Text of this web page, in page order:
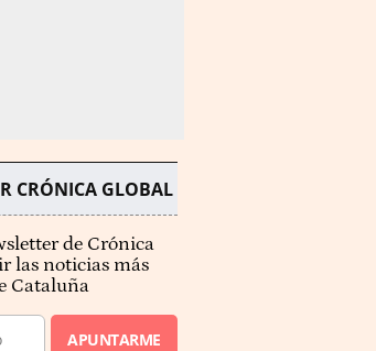
CRÓNICA GLOBAL
de Crónica
las noticias más
Cataluña
APUNTARME